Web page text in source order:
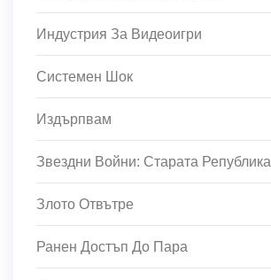
Индустрия За Видеоигри
Системен Шок
Издърпвам
Звездни Войни: Старата Република
Злото Отвътре
Ранен Достъп До Пара